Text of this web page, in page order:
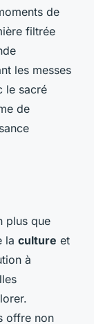
de
filtrée
les messes
le sacré
de
plus que
la culture et
à
offre non